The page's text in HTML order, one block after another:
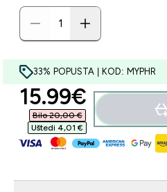
33% POPUSTA | KOD: MYPHR
discounted
15.99€‎
Bilo 20,00 €‎
Uštedi 4,01 €‎